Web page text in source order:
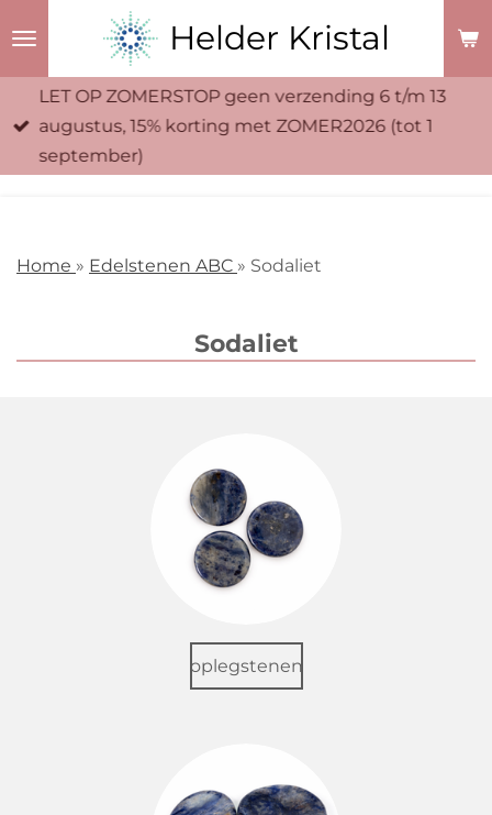
naar
Helder Kristal
LET OP ZOMERSTOP geen verzending 6 t/m 13
augustus, 15% korting met ZOMER2026 (tot 1
september)
Home » Edelstenen ABC » Sodaliet
Sodaliet
oplegstenen